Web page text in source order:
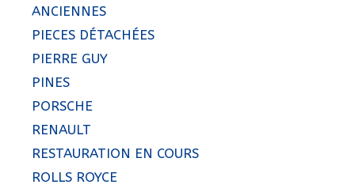
ANCIENNES
PIECES DÉTACHÉES
PIERRE GUY
PINES
PORSCHE
RENAULT
RESTAURATION EN COURS
ROLLS ROYCE